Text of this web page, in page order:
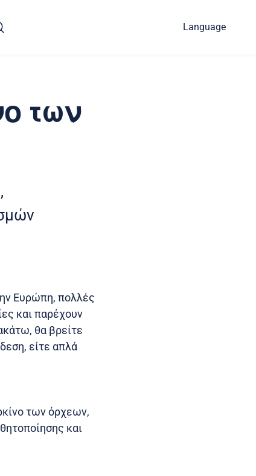
Language
των
Ευρώπη, πολλές
και παρέχουν
θα βρείτε
είτε απλά
των όρχεων,
και